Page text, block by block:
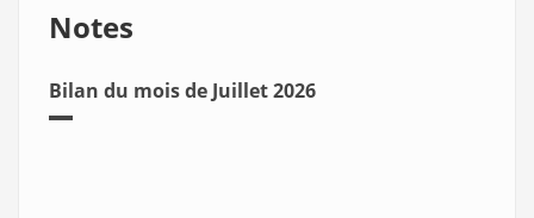
Notes
Bilan du mois de Juillet 2026